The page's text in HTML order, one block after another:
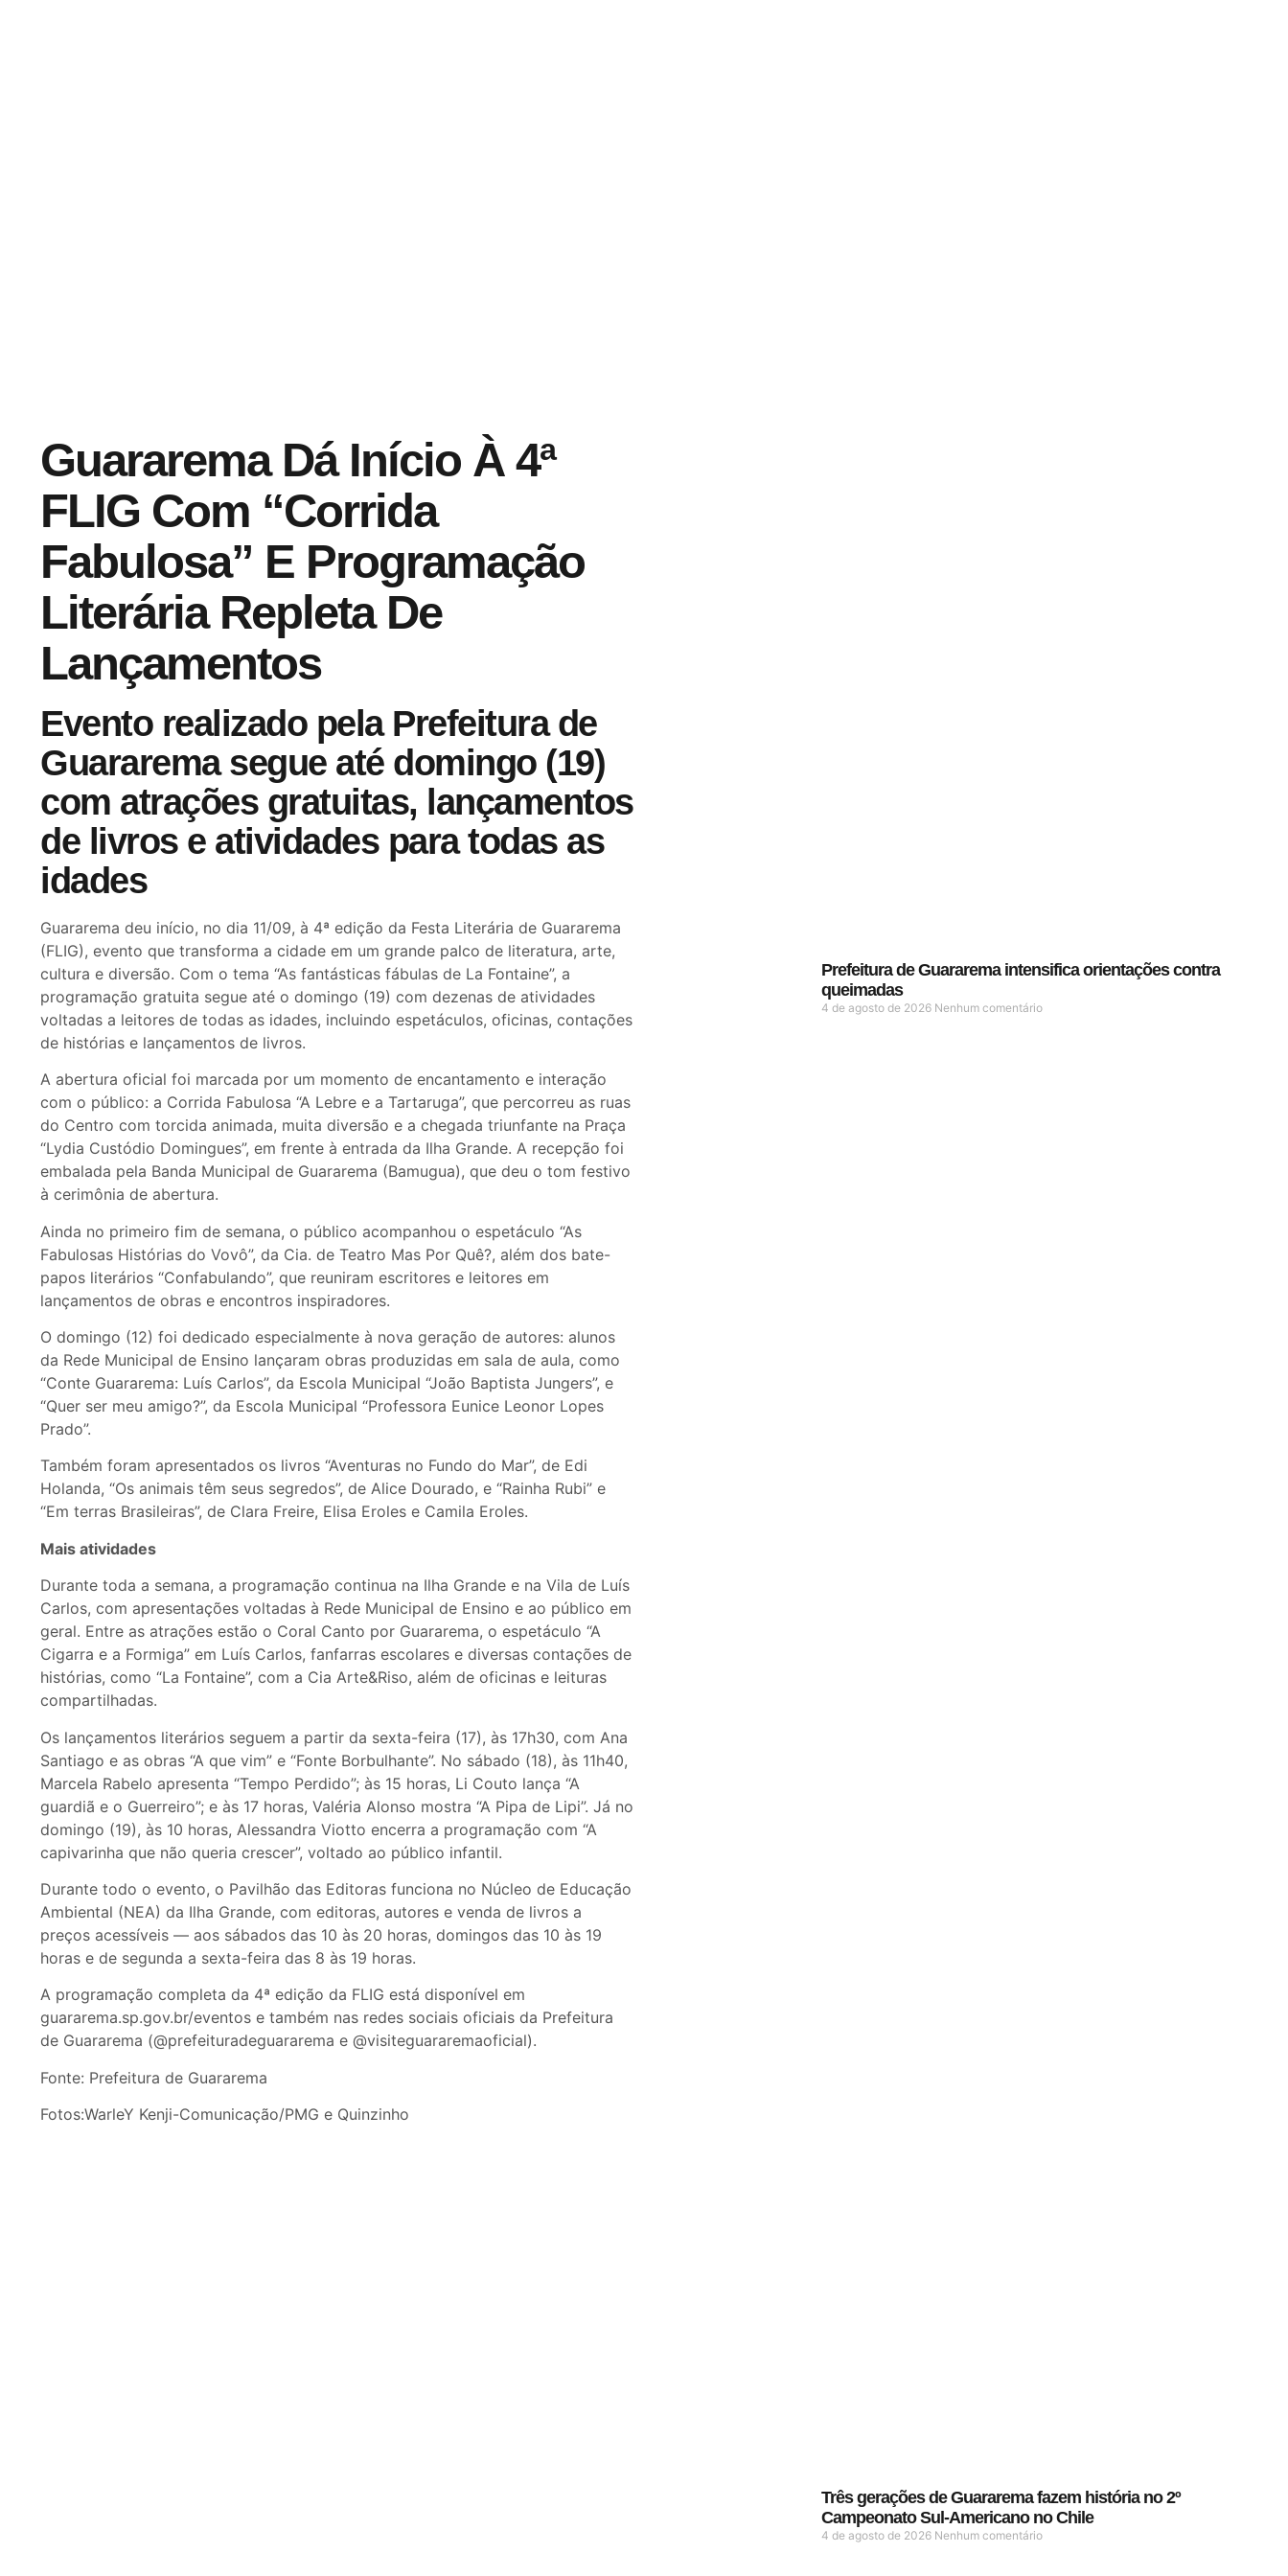
Guararema Dá Início À 4ª
FLIG Com “corrida
Fabulosa” E Programação
Literária Repleta De
Lançamentos
Evento realizado pela Prefeitura de
Guararema segue até domingo (19)
com atrações gratuitas, lançamentos
de livros e atividades para todas as
idades
Guararema deu início, no dia 11/09, à 4ª edição da Festa Literária de Guararema
(FLIG), evento que transforma a cidade em um grande palco de literatura, arte,
cultura e diversão. Com o tema “As fantásticas fábulas de La Fontaine”, a
programação gratuita segue até o domingo (19) com dezenas de atividades
voltadas a leitores de todas as idades, incluindo espetáculos, oficinas, contações
de histórias e lançamentos de livros.
A abertura oficial foi marcada por um momento de encantamento e interação
com o público: a Corrida Fabulosa “A Lebre e a Tartaruga”, que percorreu as ruas
do Centro com torcida animada, muita diversão e a chegada triunfante na Praça
“Lydia Custódio Domingues”, em frente à entrada da Ilha Grande. A recepção foi
embalada pela Banda Municipal de Guararema (Bamugua), que deu o tom festivo
à cerimônia de abertura.
Ainda no primeiro fim de semana, o público acompanhou o espetáculo “As
Fabulosas Histórias do Vovô”, da Cia. de Teatro Mas Por Quê?, além dos bate-
papos literários “Confabulando”, que reuniram escritores e leitores em
lançamentos de obras e encontros inspiradores.
O domingo (12) foi dedicado especialmente à nova geração de autores: alunos
da Rede Municipal de Ensino lançaram obras produzidas em sala de aula, como
“Conte Guararema: Luís Carlos”, da Escola Municipal “João Baptista Jungers”, e
“Quer ser meu amigo?”, da Escola Municipal “Professora Eunice Leonor Lopes
Prado”.
Também foram apresentados os livros “Aventuras no Fundo do Mar”, de Edi
Holanda, “Os animais têm seus segredos”, de Alice Dourado, e “Rainha Rubi” e
“Em terras Brasileiras”, de Clara Freire, Elisa Eroles e Camila Eroles.
Mais atividades
Durante toda a semana, a programação continua na Ilha Grande e na Vila de Luís
Carlos, com apresentações voltadas à Rede Municipal de Ensino e ao público em
geral. Entre as atrações estão o Coral Canto por Guararema, o espetáculo “A
Cigarra e a Formiga” em Luís Carlos, fanfarras escolares e diversas contações de
histórias, como “La Fontaine”, com a Cia Arte&Riso, além de oficinas e leituras
compartilhadas.
Os lançamentos literários seguem a partir da sexta-feira (17), às 17h30, com Ana
Santiago e as obras “A que vim” e “Fonte Borbulhante”. No sábado (18), às 11h40,
Marcela Rabelo apresenta “Tempo Perdido”; às 15 horas, Li Couto lança “A
guardiã e o Guerreiro”; e às 17 horas, Valéria Alonso mostra “A Pipa de Lipi”. Já no
domingo (19), às 10 horas, Alessandra Viotto encerra a programação com “A
capivarinha que não queria crescer”, voltado ao público infantil.
Durante todo o evento, o Pavilhão das Editoras funciona no Núcleo de Educação
Ambiental (NEA) da Ilha Grande, com editoras, autores e venda de livros a
preços acessíveis — aos sábados das 10 às 20 horas, domingos das 10 às 19
horas e de segunda a sexta-feira das 8 às 19 horas.
A programação completa da 4ª edição da FLIG está disponível em
guararema.sp.gov.br/eventos e também nas redes sociais oficiais da Prefeitura
de Guararema (@prefeituradeguararema e @visiteguararemaoficial).
Fonte: Prefeitura de Guararema
Fotos:WarleY Kenji-Comunicação/PMG e Quinzinho
Prefeitura de Guararema intensifica orientações contra
queimadas
4 de agosto de 2026 Nenhum comentário
Três gerações de Guararema fazem história no 2º
Campeonato Sul-Americano no Chile
4 de agosto de 2026 Nenhum comentário